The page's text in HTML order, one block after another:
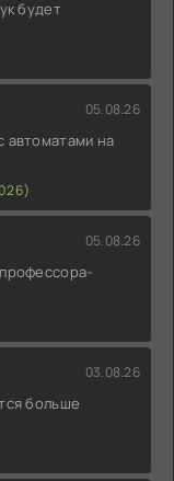
будет
05.08.26
автоматами на
05.08.26
03.08.26
больше